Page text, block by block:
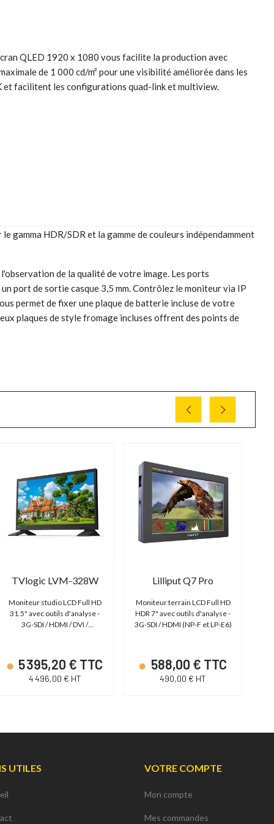
QLED 1920 x 1080 vous facilite la production avec
de 1 000 cd/m² pour une visibilité améliorée dans les
et facilitent les configurations quad-link et multiview.
gamma HDR/SDR et la gamme de couleurs indépendamment
de la qualité de votre image. Les ports
port de sortie casque 3,5 mm. Contrôlez le moniteur via IP
permet de fixer une plaque de batterie incluse de votre
plaques de style fromage incluses offrent des points de
TVlogic LVM-328W
Moniteur studio LCD Full HD
31.5" avec outils d'analyse -
3G-SDI / HDMI / DVI /
5 395,20 € TTC
4 496,00 € HT
Lilliput Q7 Pro
Moniteur terrain LCD Full HD
HDR 7" avec outils d'analyse -
3G-SDI / HDMI (NP-F et LP-E6)
588,00 € TTC
490,00 € HT
UTILES VOTRE COMPTE
Mon compte
Mes commandes